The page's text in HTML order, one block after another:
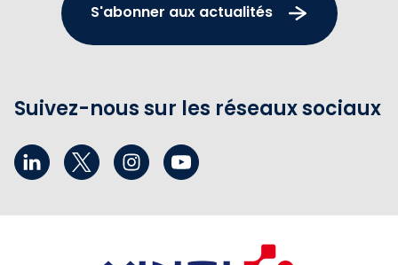
S'abonner aux actualités
Suivez-nous sur les réseaux sociaux